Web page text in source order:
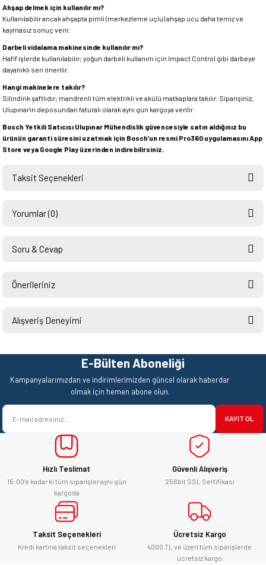
Ahşap delmek için kullanılır mı?
Kullanılabilir ancak ahşapta pimli (merkezleme uçlu) ahşap ucu daha temiz ve
kaymasız sonuç verir.
Darbeli vidalama makinesinde kullanılır mı?
Hafif işlerde kullanılabilir; yoğun darbeli kullanım için Impact Control gibi darbeye
dayanıklı seri önerilir.
Hangi makinelere takılır?
Silindirik şaftlıdır; mandrenli tüm elektrikli ve akülü matkaplara takılır. Siparişiniz,
Ulupınar'ın deposundan faturalı olarak aynı gün kargoya verilir.
Bosch Yetkili Satıcısı Ulupınar Mühendislik güvencesiyle satın aldığınız bu
ürünün garanti süresini uzatmak için Bosch’un resmi Pro360 uygulamasını App
Store veya Google Play üzerinden indirebilirsiniz.
Taksit Seçenekleri
Yorumlar (0)
Soru & Cevap
Önerileriniz
yetersiz gördüğünüz noktaları öneri formunu kullanarak tarafımıza
Ürün resmi kalitesiz, bozuk veya görüntülenemiyor.
Ürün açıklamasında eksik bilgiler bulunuyor.
Ürün bilgilerinde hatalar bulunuyor.
Ürün fiyatı diğer sitelerden daha pahalı.
Bu ürüne benzer farklı alternatifler olmalı.
Alışveriş Deneyimi
Teşekkürler.
Mehmet Kendi | 18/06/2026
satışı ve alış veriş deneyimi gayet
başarılı. hayırlı işler. teşekkürler.
yücel çağatay uzun | 12/06/2026
Kesinlikle orjinal ürün, güvenerek
alabilirsiniz.
E... Ü... | 10/06/2026
Bosch marka alet alacaksam kesinlikle
adresim Ulupınar.com.tr
E-Bülten Aboneliği
Kampanyalarımızdan ve indirimlerimizden güncel olarak haberdar
olmak için hemen abone olun.
KAYIT OL
Hızlı Teslimat
15:00’e kadar ki tüm siparişler aynı gün
kargoda
Güvenli Alışveriş
256bit SSL Sertifikası
Taksit Seçenekleri
Kredi kartına taksit seçenekleri
Ücretsiz Kargo
4000 TL ve üzeri tüm siparişlerde
ücretsiz kargo